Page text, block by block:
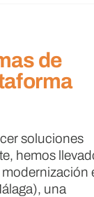
de
soluciones
hemos
una